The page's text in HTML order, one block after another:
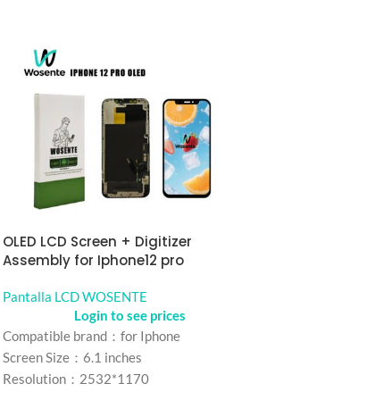
OLED LCD Screen + Digitizer
Assembly for Iphone12 pro
Pantalla LCD WOSENTE
Login to see prices
Compatible brand：for Iphone
Screen Size：6.1 inches
Resolution：2532*1170